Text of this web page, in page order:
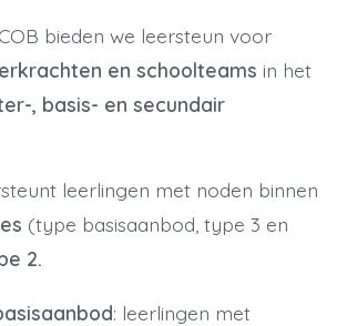
bieden we leersteun voor
en schoolteams in het
, basis- en secundair
leerlingen met noden binnen
(type basisaanbod, type 3 en
2.
: leerlingen met